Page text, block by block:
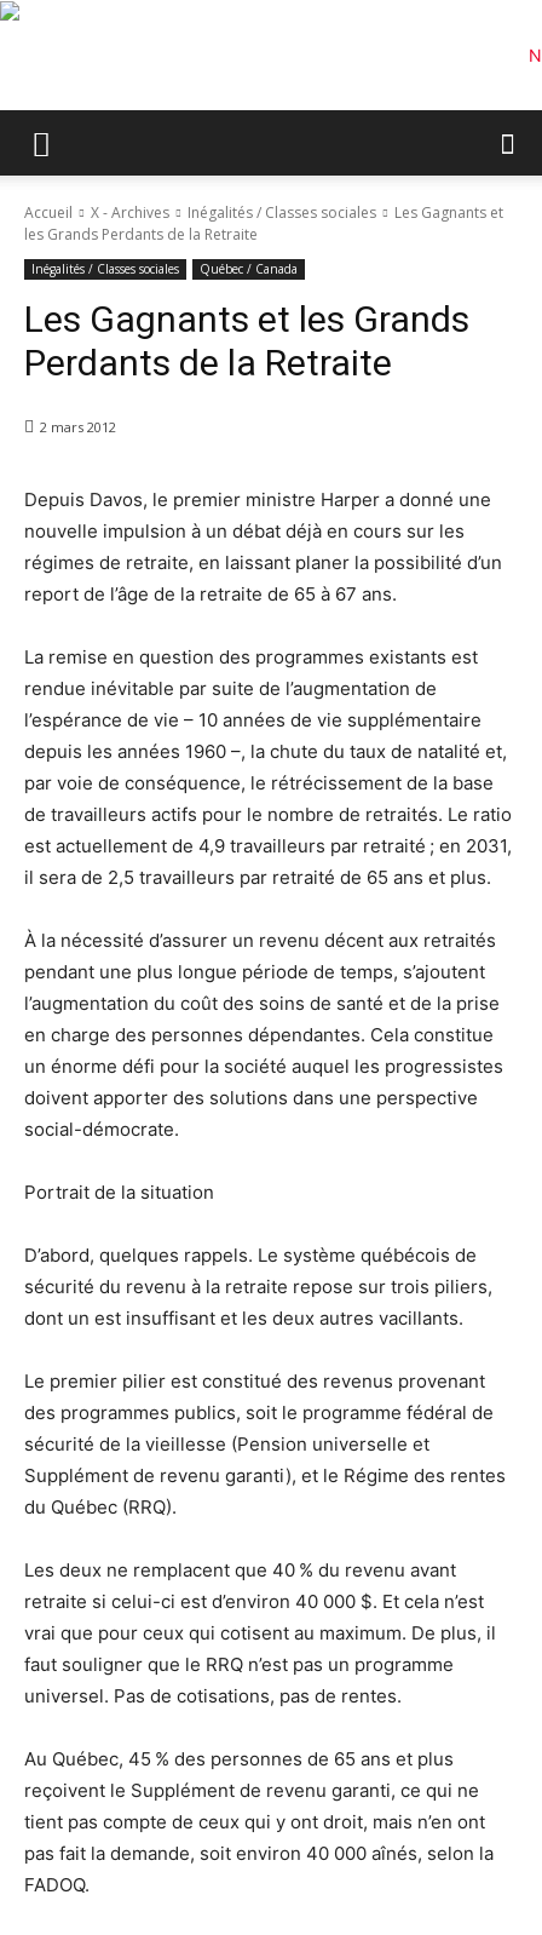
Accueil X - Archives Inégalités / Classes sociales
Les Gagnants et
les Grands Perdants de la Retraite
Inégalités / Classes sociales Québec / Canada
Les Gagnants et les Grands
Perdants de la Retraite
2 mars 2012
Depuis Davos, le premier ministre Harper a donné une
nouvelle impulsion à un débat déjà en cours sur les
régimes de retraite, en laissant planer la possibilité d’un
report de l’âge de la retraite de 65 à 67 ans.
La remise en question des programmes existants est
rendue inévitable par suite de l’augmentation de
l’espérance de vie – 10 années de vie supplémentaire
depuis les années 1960 –, la chute du taux de natalité et,
par voie de conséquence, le rétrécissement de la base
de travailleurs actifs pour le nombre de retraités. Le ratio
est actuellement de 4,9 travailleurs par retraité ; en 2031,
il sera de 2,5 travailleurs par retraité de 65 ans et plus.
À la nécessité d’assurer un revenu décent aux retraités
pendant une plus longue période de temps, s’ajoutent
l’augmentation du coût des soins de santé et de la prise
en charge des personnes dépendantes. Cela constitue
un énorme défi pour la société auquel les progressistes
doivent apporter des solutions dans une perspective
social-démocrate.
Portrait de la situation
D’abord, quelques rappels. Le système québécois de
sécurité du revenu à la retraite repose sur trois piliers,
dont un est insuffisant et les deux autres vacillants.
Le premier pilier est constitué des revenus provenant
des programmes publics, soit le programme fédéral de
sécurité de la vieillesse (Pension universelle et
Supplément de revenu garanti), et le Régime des rentes
du Québec (RRQ).
Les deux ne remplacent que 40 % du revenu avant
retraite si celui-ci est d’environ 40 000 $. Et cela n’est
vrai que pour ceux qui cotisent au maximum. De plus, il
faut souligner que le RRQ n’est pas un programme
universel. Pas de cotisations, pas de rentes.
Au Québec, 45 % des personnes de 65 ans et plus
reçoivent le Supplément de revenu garanti, ce qui ne
tient pas compte de ceux qui y ont droit, mais n’en ont
pas fait la demande, soit environ 40 000 aînés, selon la
FADOQ.